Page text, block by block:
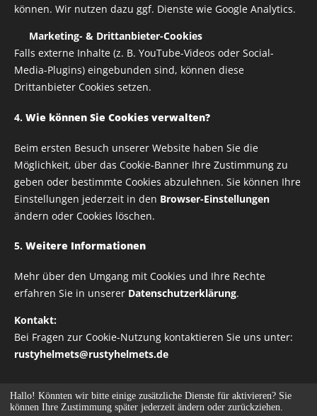
Aufbügelbare Druck für Bekleidung
Variante auswählen:
ab1,00€
zzgl. Versandkosten
Alle Rechte vorbehalten | RUSTY HELMETS
DATENSCHUTZRICHTLINIE
Cookies
können. Wir nutzen dazu ggf. Dienste wie Google Analytics.
Marketing- & Drittanbieter-Cookies
Falls externe Inhalte (z. B. YouTube-Videos oder Social-
Media-Plugins) eingebunden sind, können diese
Drittanbieter Cookies setzen.
4. Wie können Sie Cookies verwalten?
Beim ersten Besuch unserer Website haben Sie die
Möglichkeit, über das Cookie-Banner Ihre Zustimmung zu
geben oder bestimmte Cookies abzulehnen. Sie können Ihre
Einstellungen jederzeit in den Browser-Einstellungen
ändern oder Cookies löschen.
5. Weitere Informationen
Mehr über den Umgang mit Cookies und Ihre Rechte
erfahren Sie in unserer Datenschutzerklärung.
Kontakt:
Bei Fragen zur Cookie-Nutzung kontaktieren Sie uns unter:
rustyhelmets@rustyhelmets.de
Nur notwendige akzeptieren Alle akzeptieren
Hallo! Könnten wir bitte einige zusätzliche Dienste für aktivieren? Sie
können Ihre Zustimmung später jederzeit ändern oder zurückziehen.